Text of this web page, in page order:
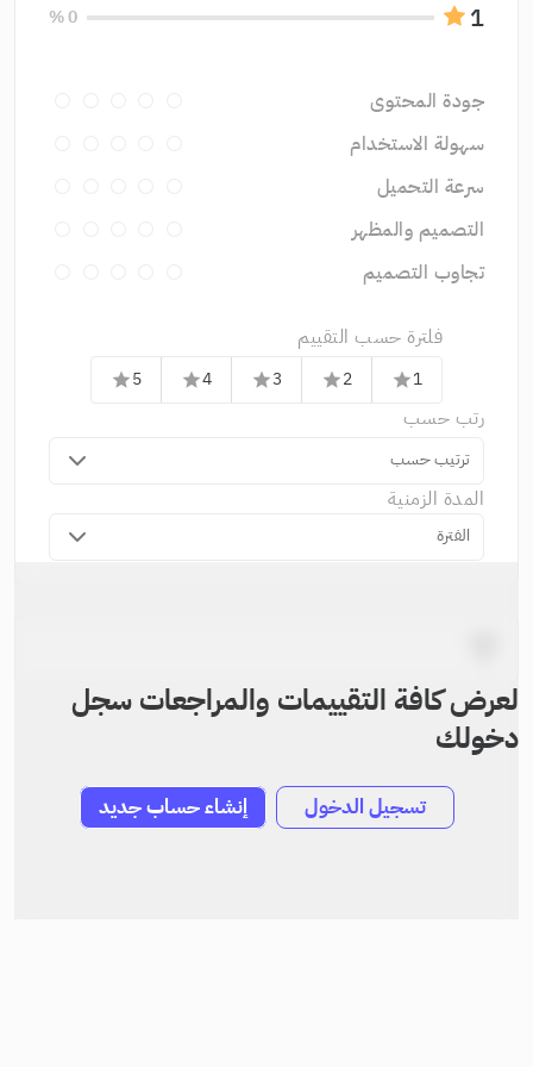
1
0 %
جودة المحتوى
سهولة الاستخدام
سرعة التحميل
التصميم والمظهر
تجاوب التصميم
فلترة حسب التقييم
1
star
2
star
3
star
4
star
5
star
رتب حسب
ترتيب حسب
المدة الزمنية
الفترة
لعرض كافة التقييمات والمراجعات سجل
دخولك
تسجيل الدخول إنشاء حساب جديد